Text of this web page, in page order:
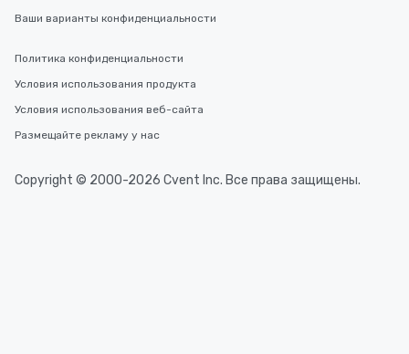
Ваши варианты конфиденциальности
Политика конфиденциальности
Условия использования продукта
Условия использования веб-сайта
Размещайте рекламу у нас
Copyright © 2000-2026 Cvent Inc. Все права защищены.